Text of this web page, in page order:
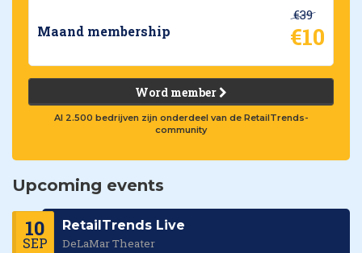
Maand membership
€39
€10
Word member
Al 2.500 bedrijven zijn onderdeel van de RetailTrends-
community
Upcoming events
10
SEP
RetailTrends Live
DeLaMar Theater